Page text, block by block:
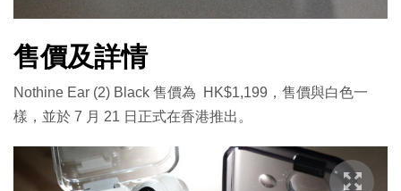
售價及詳情
Nothine Ear (2) Black 售價為 HK$1,199，售價與白色一
樣，並於 7 月 21 日正式在香港推出。